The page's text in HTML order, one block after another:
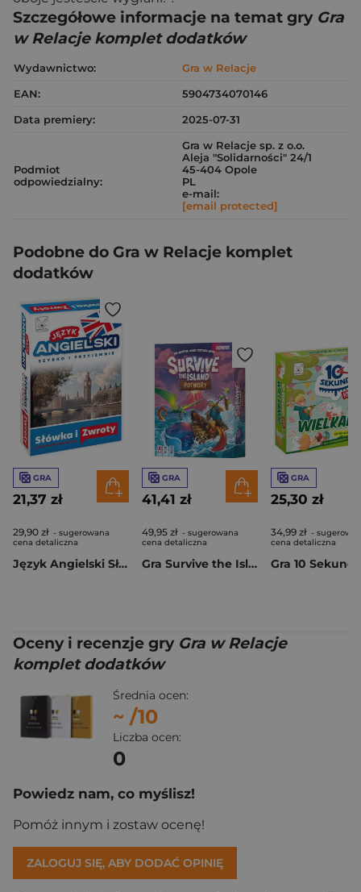
Szczegółowe informacje na temat gry Gra
w Relacje komplet dodatków
Wydawnictwo:
Gra w Relacje
EAN:
5904734070146
Data premiery:
2025-07-31
Podmiot
odpowiedzialny:
Gra w Relacje sp. z o.o.
Aleja "Solidarności" 24/1
45-404 Opole
PL
e-mail:
[email protected]
Podobne do Gra w Relacje komplet
dodatków
GRA
21,37 zł
29,90 zł - sugerowana
cena detaliczna
Język Angielski Słówka i Zwroty
GRA
41,41 zł
49,95 zł - sugerowana
cena detaliczna
Gra Survive the Island Potwory
GRA
25,30 zł
34,99 zł -
cena detaliczna
Oceny i recenzje gry Gra w Relacje
komplet dodatków
Średnia ocen:
~ /10
Liczba ocen:
0
Powiedz nam, co myślisz!
Pomóż innym i zostaw ocenę!
ZALOGUJ SIĘ, ABY DODAĆ OPINIĘ